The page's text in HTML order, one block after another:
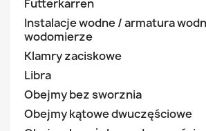
Futterkarren
Instalacje wodne / armatura
wodomierze
Klamry zaciskowe
Libra
Obejmy bez sworznia
Obejmy kątowe dwuczęściowe